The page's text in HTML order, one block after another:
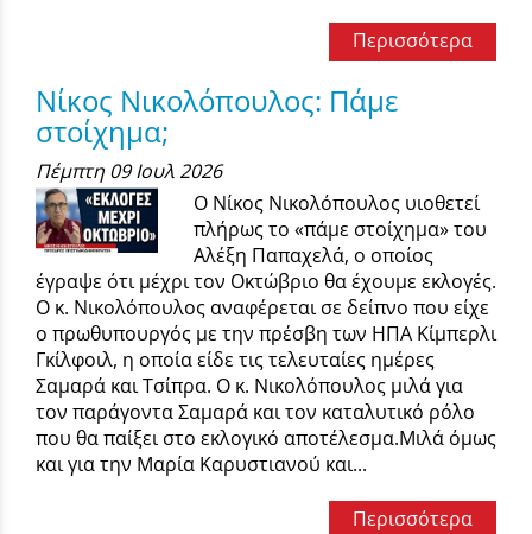
Περισσότερα
Νίκος Νικολόπουλος: Πάμε
στοίχημα;
Πέμπτη 09 Ιουλ 2026
Ο Νίκος Νικολόπουλος υιοθετεί
πλήρως το «πάμε στοίχημα» του
Αλέξη Παπαχελά, ο οποίος
έγραψε ότι μέχρι τον Οκτώβριο θα έχουμε εκλογές.
Ο κ. Νικολόπουλος αναφέρεται σε δείπνο που είχε
ο πρωθυπουργός με την πρέσβη των ΗΠΑ Κίμπερλι
Γκίλφοιλ, η οποία είδε τις τελευταίες ημέρες
Σαμαρά και Τσίπρα. Ο κ. Νικολόπουλος μιλά για
τον παράγοντα Σαμαρά και τον καταλυτικό ρόλο
που θα παίξει στο εκλογικό αποτέλεσμα.Μιλά όμως
και για την Μαρία Καρυστιανού και...
Περισσότερα